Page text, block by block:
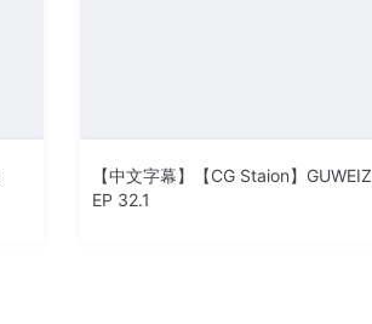
【中文字幕】【CG Staion】GUWEIZ
EP 32.1